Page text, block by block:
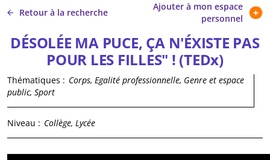
Retour à la recherche
Ajouter à mon espace
personnel
DÉSOLÉE MA PUCE, ÇA N'ÉXISTE PAS
POUR LES FILLES" ! (TEDx)
Thématiques : Corps, Egalité professionnelle, Genre et espace
public, Sport
Niveau : Collège, Lycée